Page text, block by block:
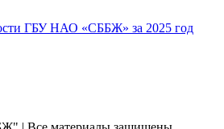
ГБУ НАО «СББЖ» за 2025 год